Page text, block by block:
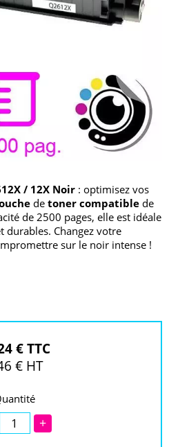
/ 12X Noir : optimisez vos
de toner compatible de
de 2500 pages, elle est idéale
durables. Changez votre
sur le noir intense !
€ TTC
€ HT
+